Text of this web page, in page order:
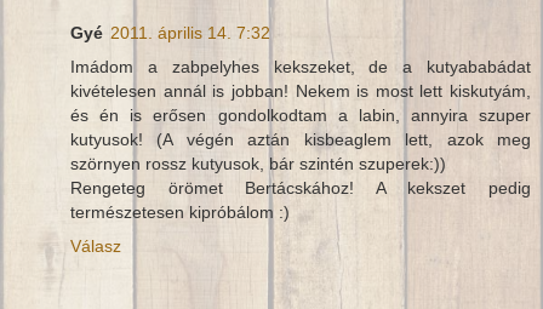
Gyé 2011. április 14. 7:32
Imádom a zabpelyhes kekszeket, de a kutyababádat
kivételesen annál is jobban! Nekem is most lett kiskutyám,
és én is erősen gondolkodtam a labin, annyira szuper
kutyusok! (A végén aztán kisbeaglem lett, azok meg
szörnyen rossz kutyusok, bár szintén szuperek:))
Rengeteg örömet Bertácskához! A kekszet pedig
természetesen kipróbálom :)
Válasz